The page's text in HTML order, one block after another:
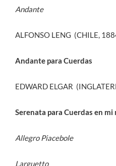
Andante
ALFONSO LENG
Andante para Cuerdas
EDWARD ELGAR
Serenata para Cuerdas en mi
Allegro Piacebole
Larguetto